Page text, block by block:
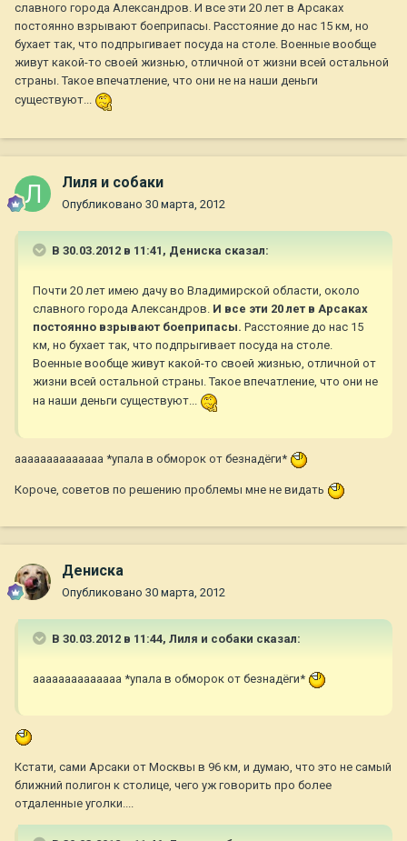
славного города Александров. И все эти 20 лет в Арсаках
постоянно взрывают боеприпасы. Расстояние до нас 15 км, но
бухает так, что подпрыгивает посуда на столе. Военные вообще
живут какой-то своей жизнью, отличной от жизни всей остальной
страны. Такое впечатление, что они не на наши деньги
существуют...
Лиля и собаки
Опубликовано 30 марта, 2012
В 30.03.2012 в 11:41, Дениска сказал:
Почти 20 лет имею дачу во Владимирской области, около
славного города Александров. И все эти 20 лет в Арсаках
постоянно взрывают боеприпасы. Расстояние до нас 15
км, но бухает так, что подпрыгивает посуда на столе.
Военные вообще живут какой-то своей жизнью, отличной от
жизни всей остальной страны. Такое впечатление, что они не
на наши деньги существуют...
аааааааааааааа *упала в обморок от безнадёги*
Короче, советов по решению проблемы мне не видать
Дениска
Опубликовано 30 марта, 2012
В 30.03.2012 в 11:44, Лиля и собаки сказал:
аааааааааааааа *упала в обморок от безнадёги*
Кстати, сами Арсаки от Москвы в 96 км, и думаю, что это не самый
ближний полигон к столице, чего уж говорить про более
отдаленные уголки....